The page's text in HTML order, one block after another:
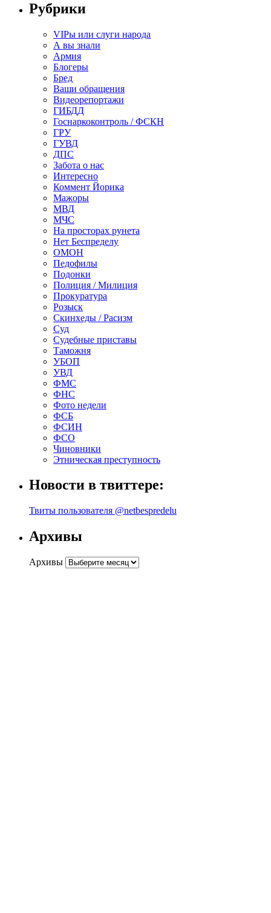
Рубрики
VIPы или слуги народа
А вы знали
Армия
Блогеры
Бред
Ваши обращения
Видеорепортажи
ГИБДД
Госнаркоконтроль / ФСКН
ГРУ
ГУВД
ДПС
Забота о нас
Интересно
Коммент Йорика
Мажоры
МВД
МЧС
На просторах рунета
Нет Беспределу
ОМОН
Педофилы
Подонки
Полиция / Милиция
Прокуратура
Розыск
Скинхеды / Расизм
Суд
Судебные приставы
Таможня
УБОП
УВД
ФМС
ФНС
Фото недели
ФСБ
ФСИН
ФСО
Чиновники
Этническая преступность
Новости в твиттере:
Твиты пользователя @netbespredelu
Архивы
Архивы